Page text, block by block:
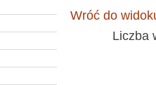
Wróć do
Liczba